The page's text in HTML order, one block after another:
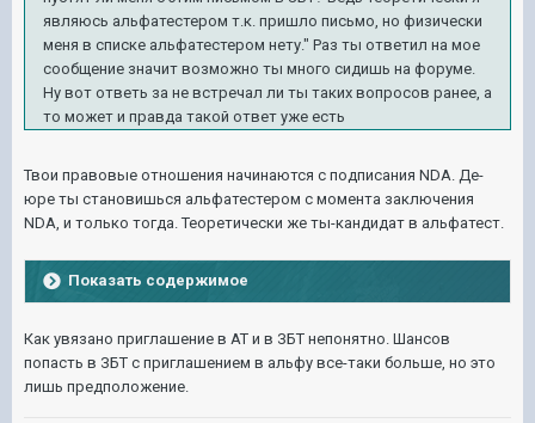
являюсь альфатестером т.к. пришло письмо, но физически
меня в списке альфатестером нету." Раз ты ответил на мое
сообщение значит возможно ты много сидишь на форуме.
Ну вот ответь за не встречал ли ты таких вопросов ранее, а
то может и правда такой ответ уже есть
Твои правовые отношения начинаются с подписания NDA. Де-
юре ты становишься альфатестером с момента заключения
NDA, и только тогда. Теоретически же ты-кандидат в альфатест.
Показать содержимое
Как увязано приглашение в АТ и в ЗБТ непонятно. Шансов
попасть в ЗБТ с приглашением в альфу все-таки больше, но это
лишь предположение.